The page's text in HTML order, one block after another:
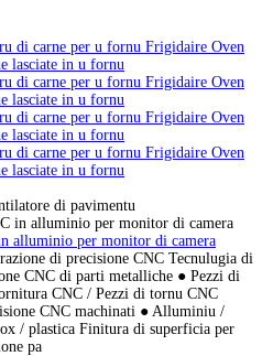
di carne per u fornu Frigidaire Oven
lasciate in u fornu
di carne per u fornu Frigidaire Oven
lasciate in u fornu
di carne per u fornu Frigidaire Oven
lasciate in u fornu
di carne per u fornu Frigidaire Oven
lasciate in u fornu
alluminio per monitor di camera
di precisione CNC Tecnulugia di
CNC di parti metalliche ● Pezzi di
CNC / Pezzi di tornu CNC
CNC machinati ● Alluminiu /
/ plastica Finitura di superficia per
pa